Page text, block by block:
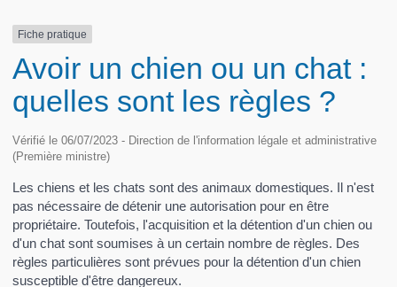
Fiche pratique
Avoir un chien ou un chat :
quelles sont les règles ?
Vérifié le 06/07/2023 - Direction de l'information légale et administrative
(Première ministre)
Les chiens et les chats sont des animaux domestiques. Il n'est
pas nécessaire de détenir une autorisation pour en être
propriétaire. Toutefois, l'acquisition et la détention d'un chien ou
d'un chat sont soumises à un certain nombre de règles. Des
règles particulières sont prévues pour la détention d'un chien
susceptible d'être dangereux.